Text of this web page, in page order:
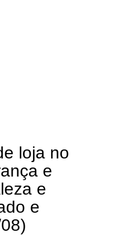
loja no
e
e
e